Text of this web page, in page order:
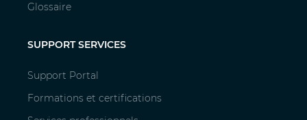
Glossaire
SUPPORT SERVICES
Support Portal
Formations et certifications